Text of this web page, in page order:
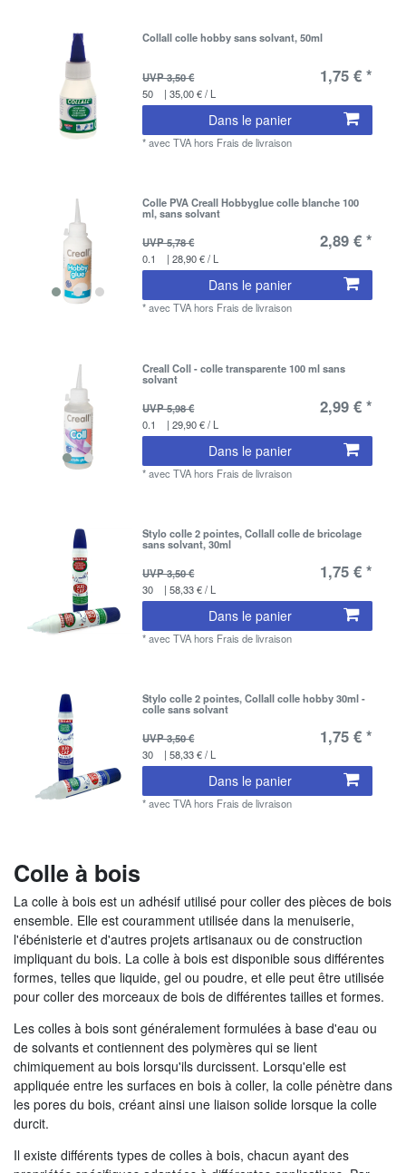
Collall colle hobby sans solvant, 50ml
UVP 3,50 € 1,75 € *
50 | 35,00 € / L
Dans le panier
*avec TVAhors Frais de livraison
Colle PVA Creall Hobbyglue colle blanche 100
ml, sans solvant
UVP 5,78 €
2,89 € *
0.1 | 28,90 € / L
Dans le panier
*avec TVAhors Frais de livraison
Creall Coll - colle transparente 100 ml sans
solvant
UVP 5,98 €
2,99 € *
0.1 | 29,90 € / L
Dans le panier
*avec TVAhors Frais de livraison
Stylo colle 2 pointes, Collall colle de bricolage
sans solvant, 30ml
UVP 3,50 €
1,75 € *
30 | 58,33 € / L
Dans le panier
*avec TVAhors Frais de livraison
Stylo colle 2 pointes, Collall colle hobby 30ml -
colle sans solvant
UVP 3,50 €
1,75 € *
30 | 58,33 € / L
Dans le panier
*avec TVAhors Frais de livraison
Colle à bois
La colle à bois est un adhésif utilisé pour coller des pièces de bois
ensemble. Elle est couramment utilisée dans la menuiserie,
l'ébénisterie et d'autres projets artisanaux ou de construction
impliquant du bois. La colle à bois est disponible sous différentes
formes, telles que liquide, gel ou poudre, et elle peut être utilisée
pour coller des morceaux de bois de différentes tailles et formes.
Les colles à bois sont généralement formulées à base d'eau ou
de solvants et contiennent des polymères qui se lient
chimiquement au bois lorsqu'ils durcissent. Lorsqu'elle est
appliquée entre les surfaces en bois à coller, la colle pénètre dans
les pores du bois, créant ainsi une liaison solide lorsque la colle
durcit.
Il existe différents types de colles à bois, chacun ayant des